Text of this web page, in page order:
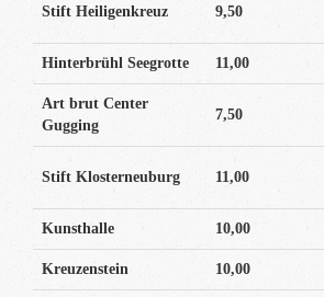
Stift Heiligenkreuz 9,50
Hinterbrühl Seegrotte 11,00
Art brut Center
Gugging
7,50
Stift Klosterneuburg 11,00
Kunsthalle 10,00
Kreuzenstein 10,00